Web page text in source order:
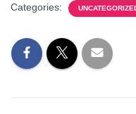
Categories: